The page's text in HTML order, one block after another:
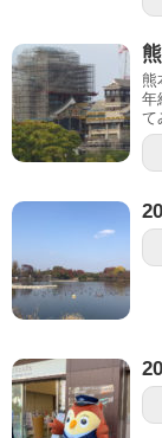
熊
年
て